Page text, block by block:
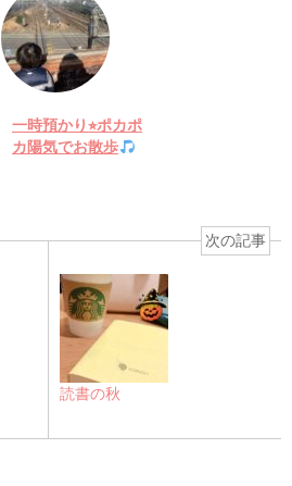
一時預かり⭐︎ポカポ
カ陽気でお散歩
次の記事
読書の秋